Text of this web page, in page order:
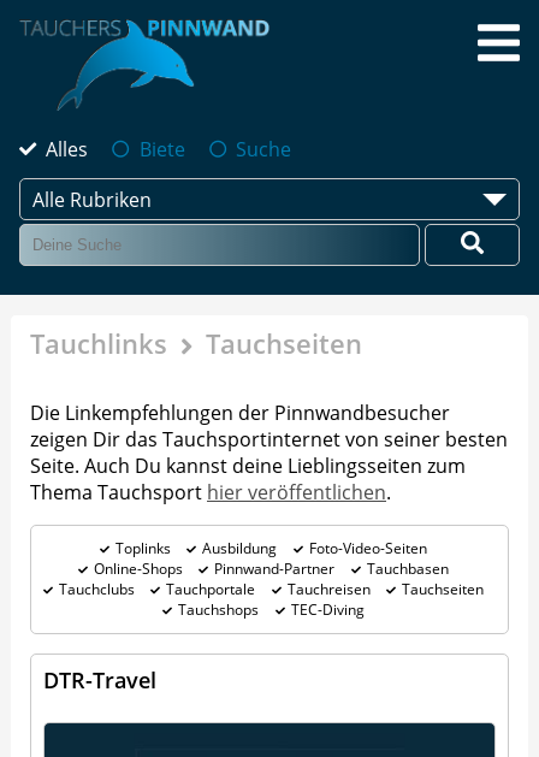
Alles Biete
Suche
Alle Rubriken
Tauchlinks Tauchseiten
Die Linkempfehlungen der Pinnwandbesucher
zeigen Dir das Tauchsportinternet von seiner besten
Seite. Auch Du kannst deine Lieblingsseiten zum
Thema Tauchsport hier veröffentlichen.
Toplinks Ausbildung
Foto-Video-Seiten
Online-Shops
Pinnwand-Partner
Tauchbasen
Tauchclubs
Tauchportale Tauchreisen
Tauchseiten
Tauchshops
TEC-Diving
DTR-Travel